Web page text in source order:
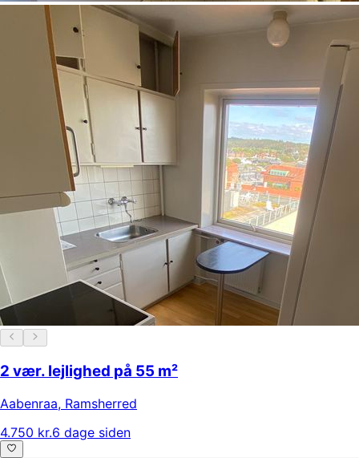
2 vær. lejlighed på 55 m²
Aabenraa, Ramsherred
4.750 kr.6 dage siden